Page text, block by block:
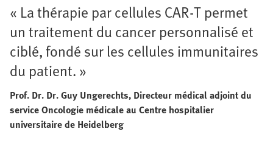
« La thérapie par cellules CAR-T permet
un traitement du cancer personnalisé et
ciblé, fondé sur les cellules immunitaires
du patient. »
Prof. Dr. Dr. Guy Ungerechts, Directeur médical adjoint du
service Oncologie médicale au Centre hospitalier
universitaire de Heidelberg